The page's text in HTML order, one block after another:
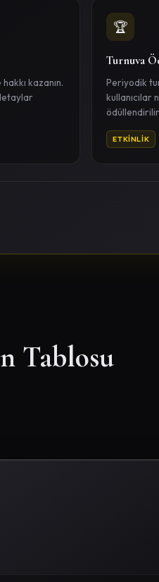
kazanın.
🏆
Turnuva
Periyodik
kullanıcılar
ETKINLIK
Tablosu